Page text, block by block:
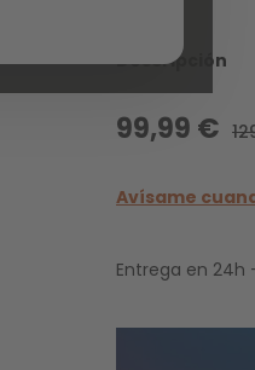
Descripción
99,99 €
Avísame
Entrega en 24h